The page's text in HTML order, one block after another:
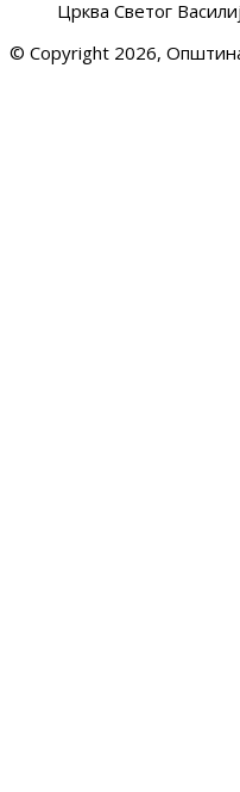
Црква Светог
© Copyright 2026,